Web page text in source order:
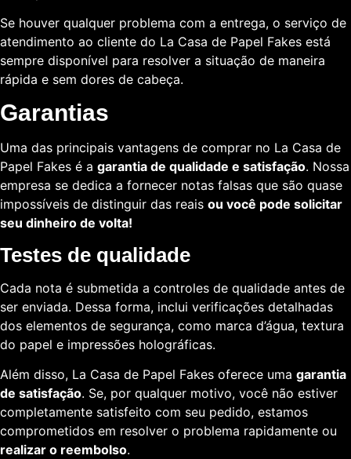
Se houver qualquer problema com a entrega, o serviço de
atendimento ao cliente do La Casa de Papel Fakes está
sempre disponível para resolver a situação de maneira
rápida e sem dores de cabeça.
Garantias
Uma das principais vantagens de comprar no La Casa de
Papel Fakes é a garantia de qualidade e satisfação. Nossa
empresa se dedica a fornecer notas falsas que são quase
impossíveis de distinguir das reais ou você pode solicitar
seu dinheiro de volta!
Testes de qualidade
Cada nota é submetida a controles de qualidade antes de
ser enviada. Dessa forma, inclui verificações detalhadas
dos elementos de segurança, como marca d’água, textura
do papel e impressões holográficas.
Além disso, La Casa de Papel Fakes oferece uma garantia
de satisfação. Se, por qualquer motivo, você não estiver
completamente satisfeito com seu pedido, estamos
comprometidos em resolver o problema rapidamente ou
realizar o reembolso.